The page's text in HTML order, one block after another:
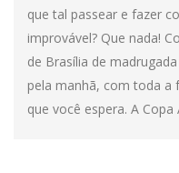
que tal passear e fazer
improvável? Que nada!
de Brasília de
pela manhã, com toda a
que você espera. A Copa